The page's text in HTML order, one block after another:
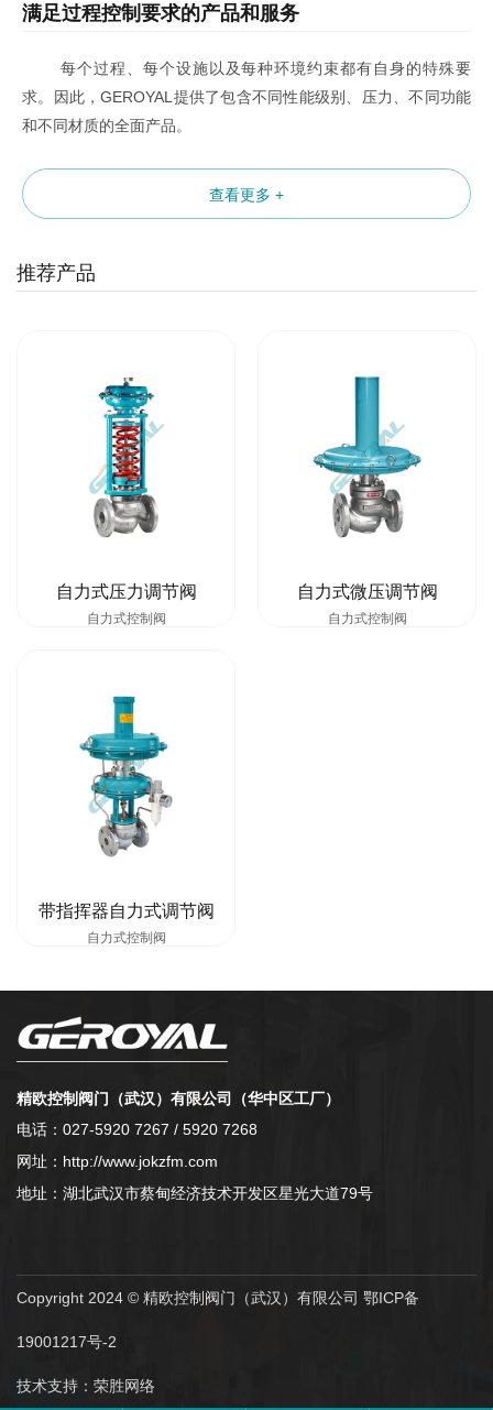
满足过程控制要求的产品和服务
每个过程、每个设施以及每种环境约束都有自身的特殊要
求。因此，GEROYAL提供了包含不同性能级别、压力、不同功能
和不同材质的全面产品。
查看更多 +
推荐产品
自力式压力调节阀
自力式控制阀
自力式微压调节阀
自力式控制阀
带指挥器自力式调节阀
自力式控制阀
精欧控制阀门（武汉）有限公司（华中区工厂）
电话：027-5920 7267 / 5920 7268
网址：http://www.jokzfm.com
地址：湖北武汉市蔡甸经济技术开发区星光大道79号
Copyright 2024 © 精欧控制阀门（武汉）有限公司 鄂ICP备
19001217号-2
技术支持： 荣胜网络